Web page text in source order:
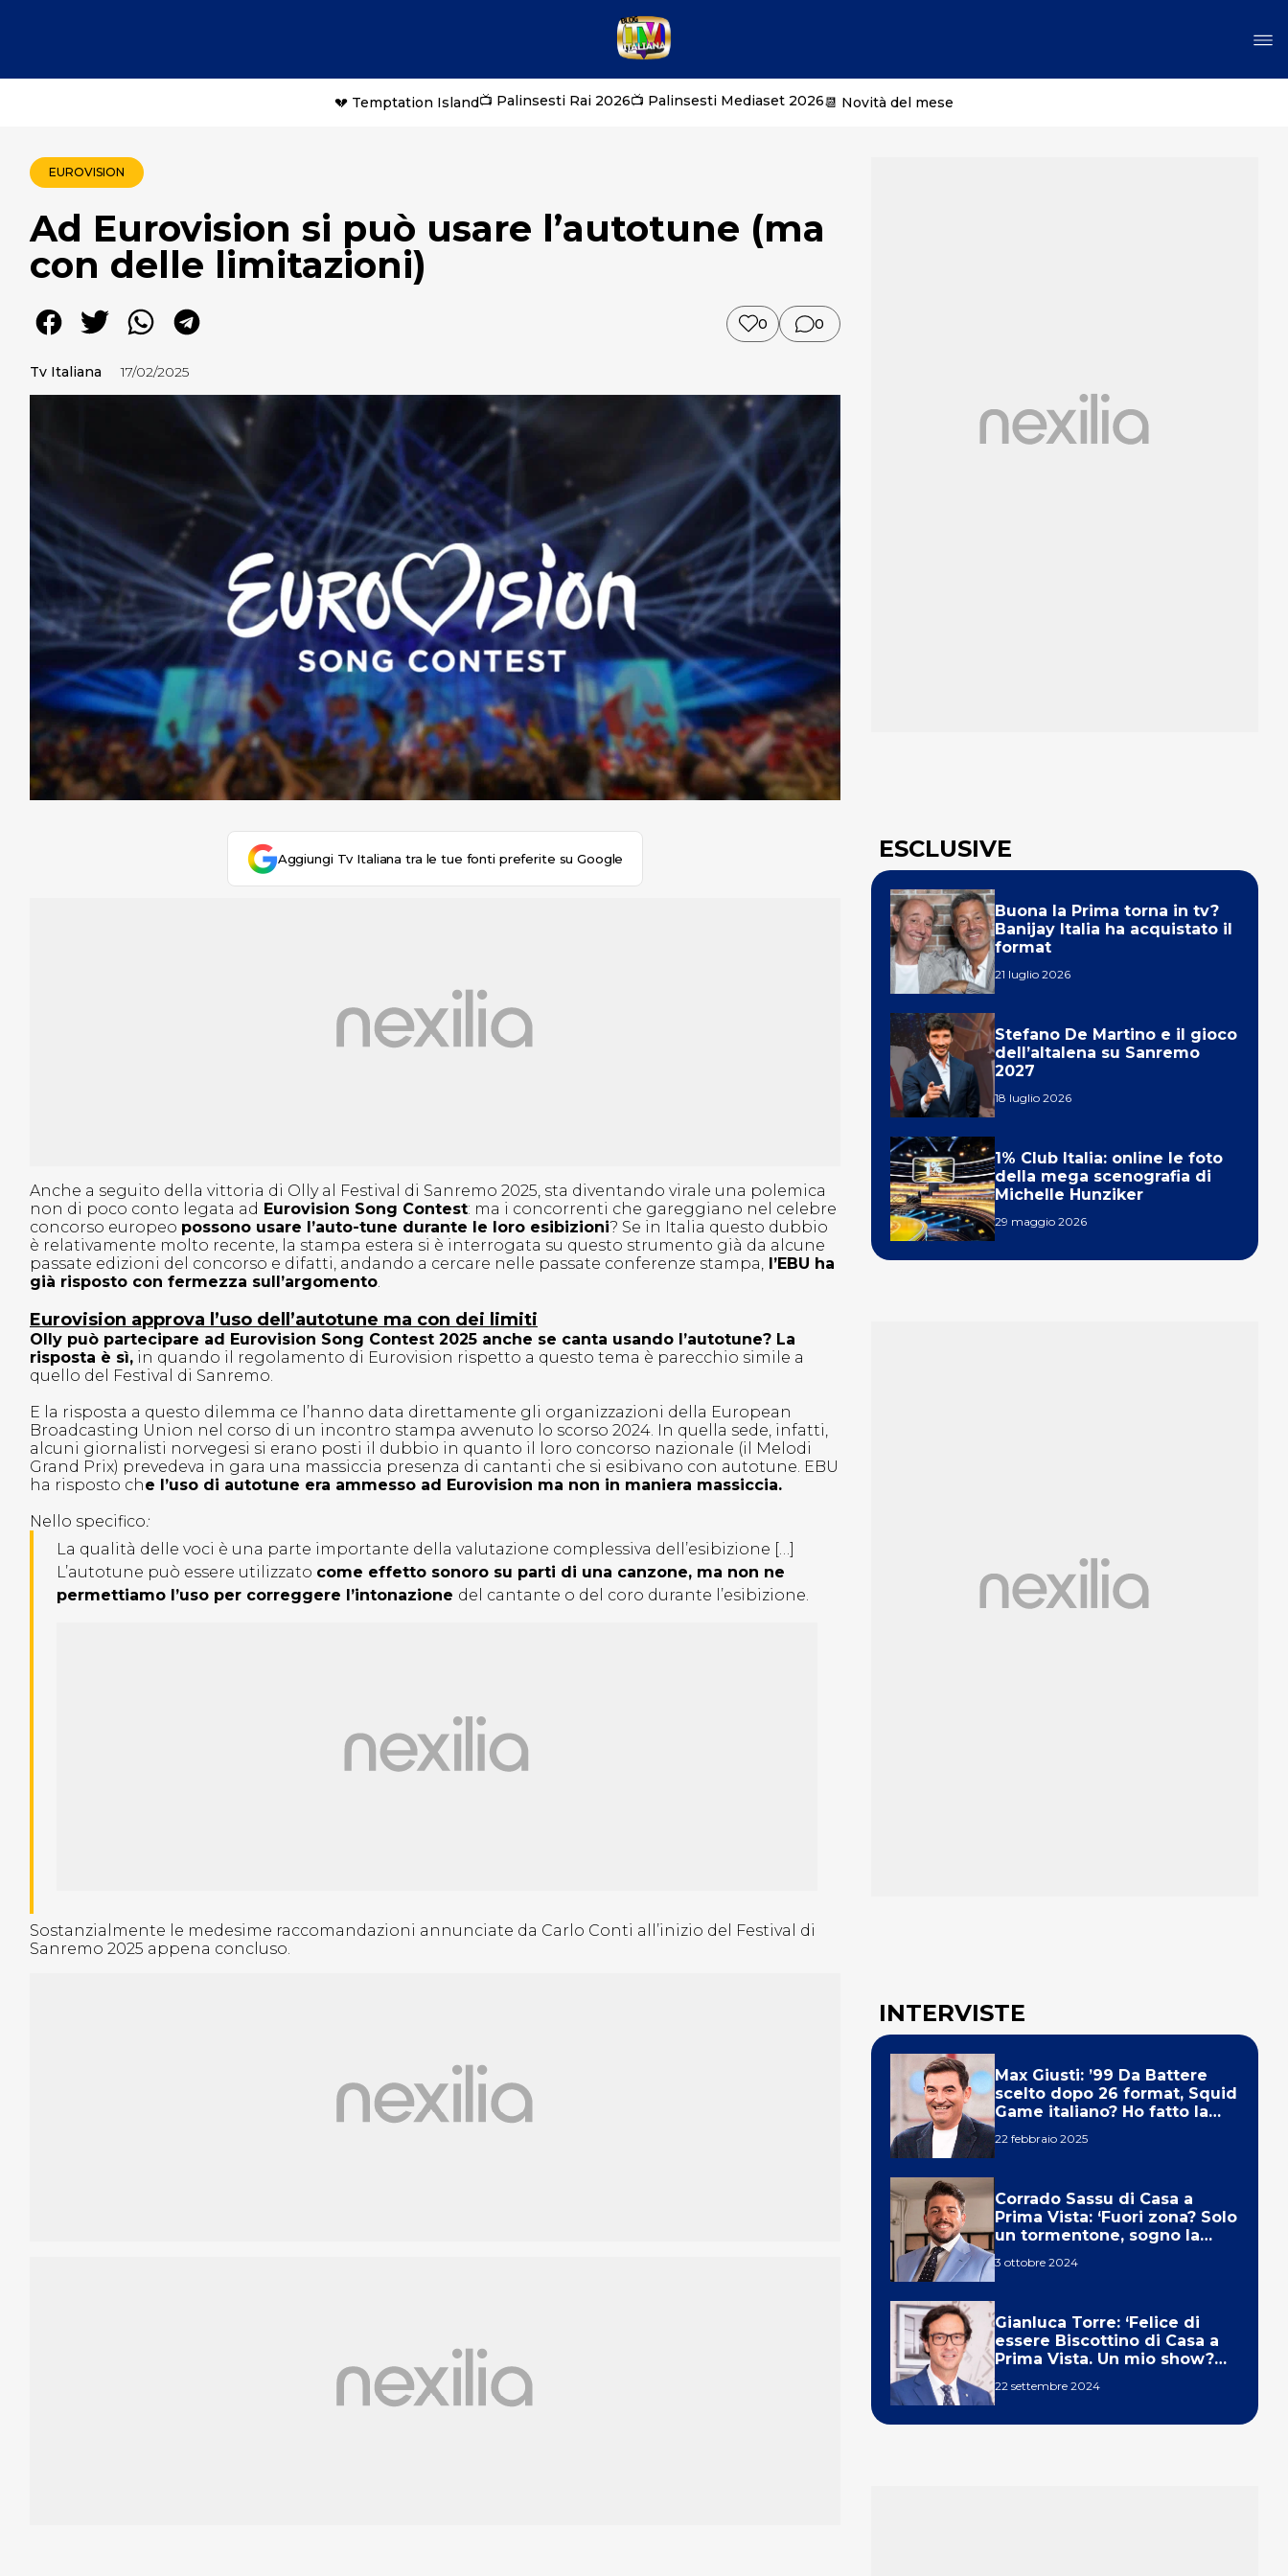
💔 Temptation Island📺 Palinsesti Rai 2026📺 Palinsesti Mediaset 2026📆 Novità del mese
EUROVISION
Ad Eurovision si può usare l’autotune (ma
con delle limitazioni)
0 0
Tv Italiana 17/02/2025
Aggiungi Tv Italiana tra le tue fonti preferite su Google
Anche a seguito della vittoria di Olly al Festival di Sanremo 2025, sta diventando virale una polemica
non di poco conto legata ad Eurovision Song Contest: ma i concorrenti che gareggiano nel celebre
concorso europeo possono usare l’auto-tune durante le loro esibizioni? Se in Italia questo dubbio
è relativamente molto recente, la stampa estera si è interrogata su questo strumento già da alcune
passate edizioni del concorso e difatti, andando a cercare nelle passate conferenze stampa, l’EBU ha
già risposto con fermezza sull’argomento.
Eurovision approva l’uso dell’autotune ma con dei limiti
Olly può partecipare ad Eurovision Song Contest 2025 anche se canta usando l’autotune? La
risposta è sì, in quando il regolamento di Eurovision rispetto a questo tema è parecchio simile a
quello del Festival di Sanremo.
E la risposta a questo dilemma ce l’hanno data direttamente gli organizzazioni della European
Broadcasting Union nel corso di un incontro stampa avvenuto lo scorso 2024. In quella sede, infatti,
alcuni giornalisti norvegesi si erano posti il dubbio in quanto il loro concorso nazionale (il Melodi
Grand Prix) prevedeva in gara una massiccia presenza di cantanti che si esibivano con autotune. EBU
ha risposto che l’uso di autotune era ammesso ad Eurovision ma non in maniera massiccia.
Nello specifico:
La qualità delle voci è una parte importante della valutazione complessiva dell’esibizione […]
L’autotune può essere utilizzato come effetto sonoro su parti di una canzone, ma non ne
permettiamo l’uso per correggere l’intonazione del cantante o del coro durante l’esibizione.
Sostanzialmente le medesime raccomandazioni annunciate da Carlo Conti all’inizio del Festival di
Sanremo 2025 appena concluso.
ESCLUSIVE
Buona la Prima torna in tv?
Banijay Italia ha acquistato il
format
21 luglio 2026
Stefano De Martino e il gioco
dell’altalena su Sanremo
2027
18 luglio 2026
1% Club Italia: online le foto
della mega scenografia di
Michelle Hunziker
29 maggio 2026
INTERVISTE
Max Giusti: ’99 Da Battere
scelto dopo 26 format, Squid
Game italiano? Ho fatto la
22 febbraio 2025
Corrado Sassu di Casa a
Prima Vista: ‘Fuori zona? Solo
un tormentone, sogno la
3 ottobre 2024
Gianluca Torre: ‘Felice di
essere Biscottino di Casa a
Prima Vista. Un mio show?
22 settembre 2024